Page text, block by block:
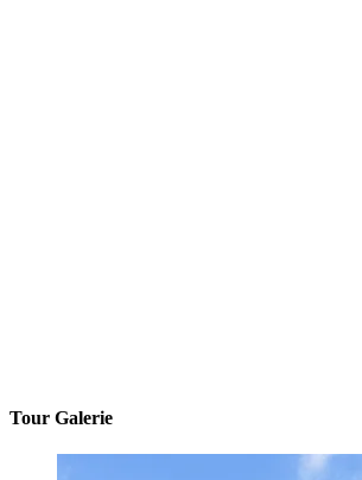
Tour Galerie